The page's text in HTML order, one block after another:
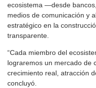
ecosistema —desde
medios de comunicación y
estratégico en la
transparente.
“Cada miembro del
lograremos un mercado de
crecimiento real, atracción
concluyó.